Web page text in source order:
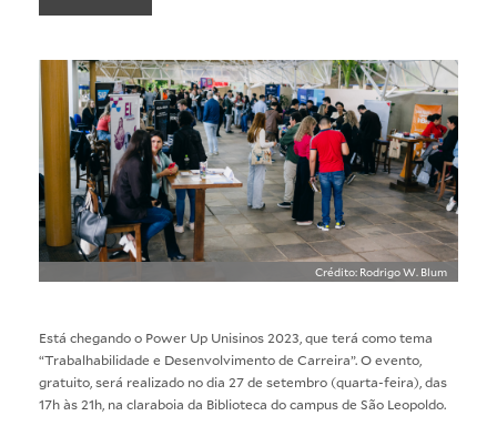
Crédito: Rodrigo W. Blum
Está chegando o Power Up Unisinos 2023, que terá como tema
“Trabalhabilidade e Desenvolvimento de Carreira”. O evento,
gratuito, será realizado no dia 27 de setembro (quarta-feira), das
17h às 21h, na claraboia da Biblioteca do campus de São Leopoldo.